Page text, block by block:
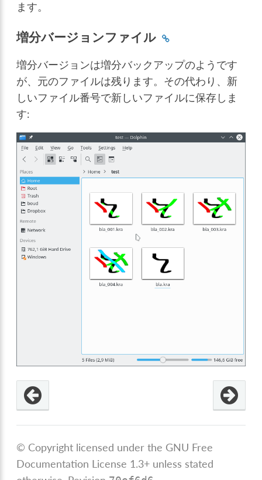
ます。
増分バージョンファイル
増分バージョンは増分バックアップのようです
が、元のファイルは残ります。その代わり、新
しいファイル番号で新しいファイルに保存しま
す:
© Copyright licensed under the GNU Free
Documentation License 1.3+ unless stated